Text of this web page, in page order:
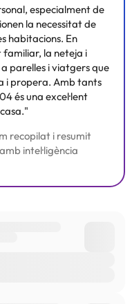
especialment de
la necessitat de
habitacions. En
familiar, la neteja i
parelles i viatgers que
i propera. Amb tants
és una excel·lent
recopilat i resumit
intel·ligència